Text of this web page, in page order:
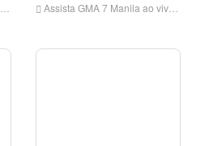
Assista GMA 7 Manila ao vivo on-line, GMA 7 Manila HD Live Streaning, GMA 7 Manila Assista ao vivo TV de Filipinas